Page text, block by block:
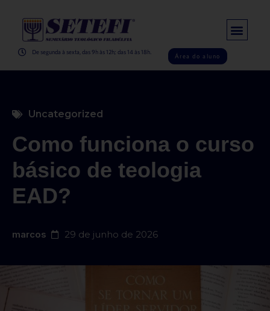
De segunda à sexta, das 9h às 12h; das 14 às 18h.
Área do aluno
Uncategorized
Como funciona o curso
básico de teologia
EAD?
marcos 29 de junho de 2026